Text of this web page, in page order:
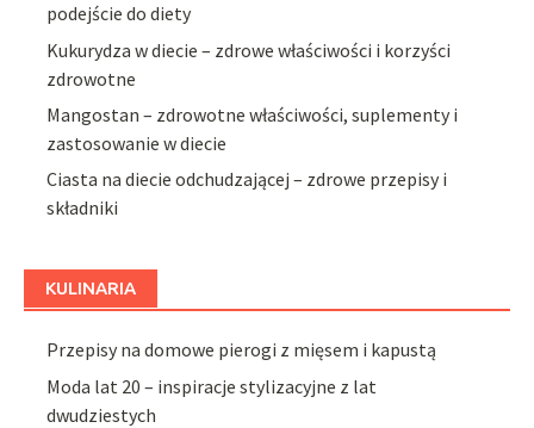
podejście do diety
Kukurydza w diecie – zdrowe właściwości i korzyści
zdrowotne
Mangostan – zdrowotne właściwości, suplementy i
zastosowanie w diecie
Ciasta na diecie odchudzającej – zdrowe przepisy i
składniki
KULINARIA
Przepisy na domowe pierogi z mięsem i kapustą
Moda lat 20 – inspiracje stylizacyjne z lat
dwudziestych